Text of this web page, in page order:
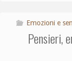
Emozioni e
Pensieri,